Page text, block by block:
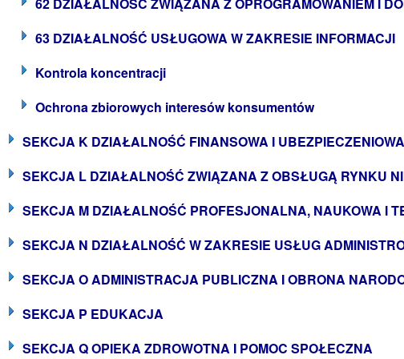
63 DZIAŁALNOŚĆ USŁUGOWA W ZAKRESIE INFORMACJI
Kontrola koncentracji
Ochrona zbiorowych interesów konsumentów
SEKCJA K DZIAŁALNOŚĆ FINANSOWA I UBEZPIECZENIOWA
SEKCJA L DZIAŁALNOŚĆ ZWIĄZANA Z OBSŁUGĄ RYNKU
SEKCJA M DZIAŁALNOŚĆ PROFESJONALNA, NAUKOWA I
SEKCJA N DZIAŁALNOŚĆ W ZAKRESIE USŁUG
SEKCJA O ADMINISTRACJA PUBLICZNA I OBRONA
SEKCJA P EDUKACJA
SEKCJA Q OPIEKA ZDROWOTNA I POMOC SPOŁECZNA